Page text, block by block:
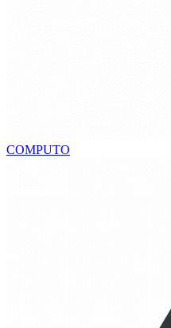
COMPUTO